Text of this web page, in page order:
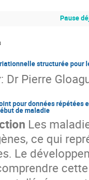
Pause
structurée pour
: Dr Pierre
pour données répétées
de maladie
Les
ce qui
Le